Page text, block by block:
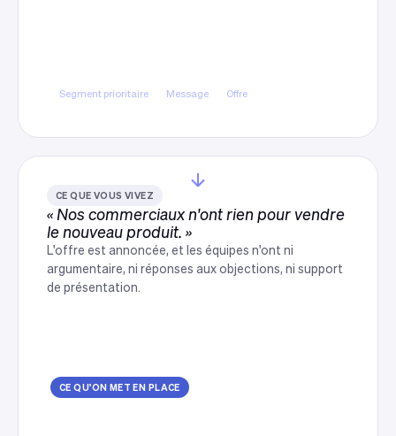
Segment prioritaire Message Offre
CE QUE VOUS VIVEZ
« Nos commerciaux n'ont rien pour vendre
le nouveau produit. »
L'offre est annoncée, et les équipes n'ont ni
argumentaire, ni réponses aux objections, ni support
de présentation.
CE QU'ON MET EN PLACE